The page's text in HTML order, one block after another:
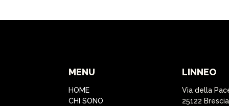
MENU
HOME
CHI SONO
LINNEO
Via della
25122 Brescia